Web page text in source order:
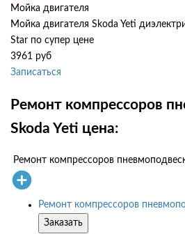
Мойка двигателя
Мойка двигателя Skoda Yeti
Star по супер цене
3961 руб
Записаться
Ремонт компрессоров
Skoda Yeti цена:
Ремонт компрессоров
Ремонт компрессоров
Заказать